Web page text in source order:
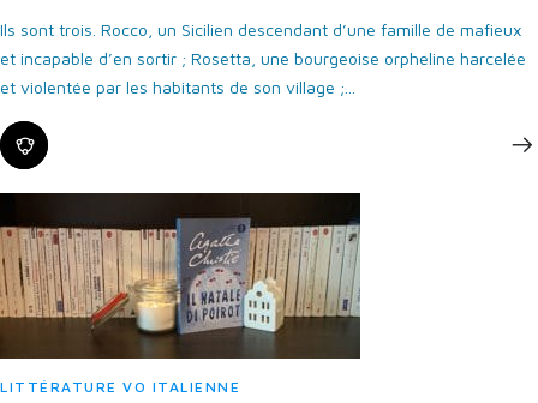
Ils sont trois. Rocco, un Sicilien descendant d’une famille de mafieux
et incapable d’en sortir ; Rosetta, une bourgeoise orpheline harcelée
et violentée par les habitants de son village ;...
LITTÉRATURE VO ITALIENNE